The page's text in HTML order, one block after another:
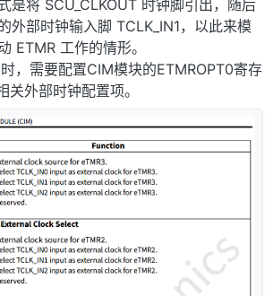
是将 SCU_CLKOUT 时钟脚引出，随后
外部时钟输入脚 TCLK_IN1，以此来模
ETMR 工作的情形。
，需要配置CIM模块的ETMROPT0寄存
外部时钟配置项。